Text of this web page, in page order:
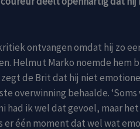
ontvangen omdat hij zo
Helmut Marko noemde hem
de Brit dat hij niet
overwinning behaalde.
had ik wel dat gevoel, maar
er één moment dat wel wat